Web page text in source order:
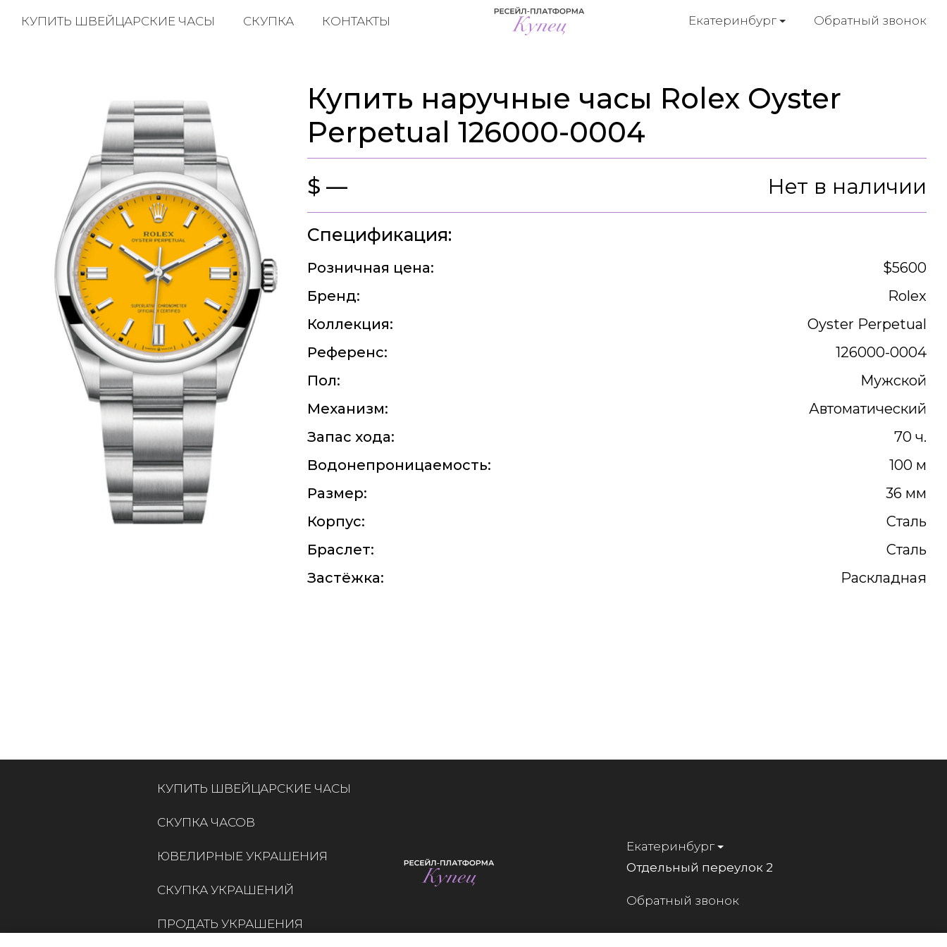
Екатеринбург Обратный звонок
КУПИТЬ ШВЕЙЦАРСКИЕ ЧАСЫ СКУПКА КОНТАКТЫ
Купить наручные часы Rolex Oyster
Perpetual 126000-0004
$ — Нет в наличии
Спецификация:
Розничная цена:
$5600
Бренд:
Rolex
Коллекция:
Oyster Perpetual
Референс:
126000-0004
Пол:
Мужской
Механизм:
Автоматический
Запас хода:
70 ч.
Водонепроницаемость:
100 м
Размер:
36 мм
Корпус:
Сталь
Браслет:
Сталь
Застёжка:
Раскладная
КУПИТЬ ШВЕЙЦАРСКИЕ ЧАСЫ
СКУПКА ЧАСОВ
ЮВЕЛИРНЫЕ УКРАШЕНИЯ
СКУПКА УКРАШЕНИЙ
ПРОДАТЬ УКРАШЕНИЯ
Екатеринбург
Отдельный переулок 2
Обратный звонок